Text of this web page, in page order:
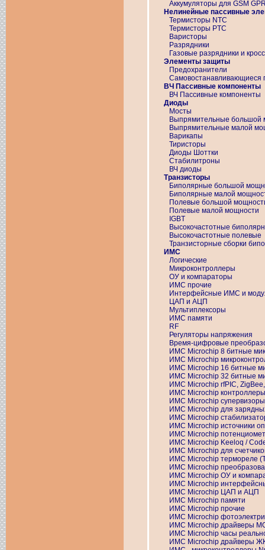
Аккумуляторы для GSM
Нелинейные пассивные
Термисторы NTC
Термисторы PTC
Варисторы
Разрядники
Газовые разрядники и
Элементы защиты
Предохранители
Самовостанавливающиеся
ВЧ Пассивные компоненты
ВЧ Пассивные компоненты
Диоды
Мосты
Выпрямительные большой
Выпрямительные малой
Варикапы
Тиристоры
Диоды Шоттки
Стабилитроны
ВЧ диоды
Транзисторы
Биполярные большой
Биполярные малой
Полевые большой
Полевые малой мощности
IGBT
Высокочастотные
Высокочастотные полевые
Транзисторные сборки
ИМС
Логические
Микроконтроллеры
ОУ и компараторы
ИМС прочие
Интерфейсные ИМС и
ЦАП и АЦП
Мультиплексоры
ИМС памяти
RF
Регуляторы напряжения
Время-цифровые
ИМС Microchip 8 битные
ИМС Microchip
ИМС Microchip 16 битные
ИМС Microchip 32 битные
ИМС Microchip rfPIC,
ИМС Microchip
ИМС Microchip супервизоры
ИМС Microchip для
ИМС Microchip
ИМС Microchip источники
ИМС Microchip
ИМС Microchip Keeloq /
ИМС Microchip для
ИМС Microchip термореле
ИМС Microchip
ИМС Microchip ОУ и
ИМС Microchip
ИМС Microchip ЦАП и АЦП
ИМС Microchip памяти
ИМС Microchip прочие
ИМС Microchip
ИМС Microchip драйверы
ИМС Microchip часы
ИМС Microchip драйверы